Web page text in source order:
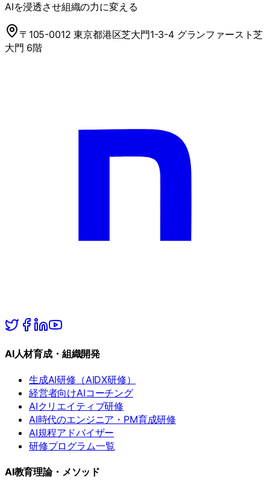
AIを浸透させ組織の力に変える
〒105-0012 東京都港区芝大門1-3-4 グランファースト芝
大門 6階
AI人材育成・組織開発
生成AI研修（AIDX研修）
経営者向けAIコーチング
AIクリエイティブ研修
AI時代のエンジニア・PM育成研修
AI規程アドバイザー
研修プログラム一覧
AI教育理論・メソッド